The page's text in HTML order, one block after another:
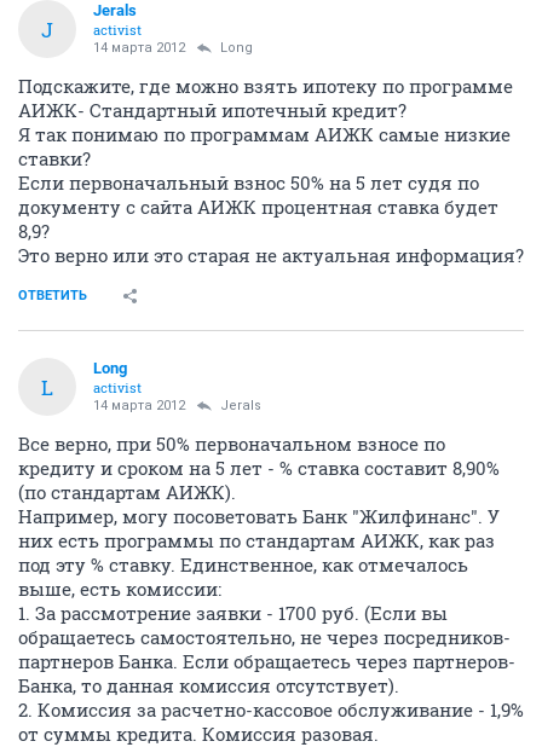
J
Jerals
activist
14 марта 2012 Long
Подскажите, где можно взять ипотеку по программе
АИЖК- Стандартный ипотечный кредит?
Я так понимаю по программам АИЖК самые низкие
ставки?
Если первоначальный взнос 50% на 5 лет судя по
документу с сайта АИЖК процентная ставка будет
8,9?
Это верно или это старая не актуальная информация?
ОТВЕТИТЬ
L
Long
activist
14 марта 2012 Jerals
Все верно, при 50% первоначальном взносе по
кредиту и сроком на 5 лет - % ставка составит 8,90%
(по стандартам АИЖК).
Например, могу посоветовать Банк "Жилфинанс". У
них есть программы по стандартам АИЖК, как раз
под эту % ставку. Единственное, как отмечалось
выше, есть комиссии:
1. За рассмотрение заявки - 1700 руб. (Если вы
обращаетесь самостоятельно, не через посредников-
партнеров Банка. Если обращаетесь через партнеров-
Банка, то данная комиссия отсутствует).
2. Комиссия за расчетно-кассовое обслуживание - 1,9%
от суммы кредита. Комиссия разовая.